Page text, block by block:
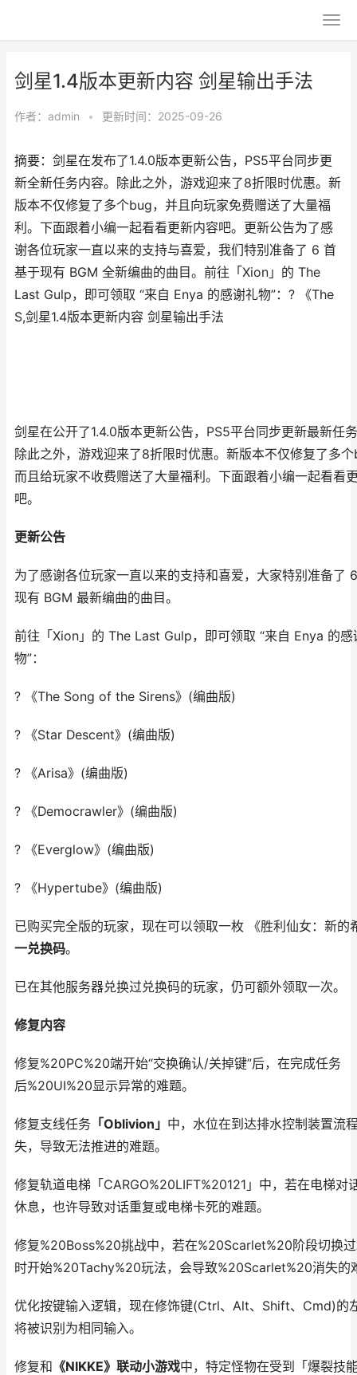
剑星1.4版本更新内容 剑星输出手法
作者： admin • 更新时间：2025-09-26
摘要：剑星在发布了1.4.0版本更新公告，PS5平台同步更
新全新任务内容。除此之外，游戏迎来了8折限时优惠。新
版本不仅修复了多个bug，并且向玩家免费赠送了大量福
利。下面跟着小编一起看看更新内容吧。更新公告为了感
谢各位玩家一直以来的支持与喜爱，我们特别准备了 6 首
基于现有 BGM 全新编曲的曲目。前往「Xion」的 The
Last Gulp，即可领取 “来自 Enya 的感谢礼物”：? 《The
S,剑星1.4版本更新内容 剑星输出手法
剑星在公开了1.4.0版本更新公告，PS5平台同步更新最新任
除此之外，游戏迎来了8折限时优惠。新版本不仅修复了多
而且给玩家不收费赠送了大量福利。下面跟着小编一起看看
吧。
更新公告
为了感谢各位玩家一直以来的支持和喜爱，大家特别准备了
现有 BGM 最新编曲的曲目。
前往「Xion」的 The Last Gulp，即可领取 “来自 Enya 的感
物”：
? 《The Song of the Sirens》(编曲版)
? 《Star Descent》(编曲版)
? 《Arisa》(编曲版)
? 《Democrawler》(编曲版)
? 《Everglow》(编曲版)
? 《Hypertube》(编曲版)
已购买完全版的玩家，现在可以领取一枚 《胜利仙女：新的
一兑换码。
已在其他服务器兑换过兑换码的玩家，仍可额外领取一次。
修复内容
修复%20PC%20端开始“交换确认/关掉键”后，在完成任务
后%20UI%20显示异常的难题。
修复支线任务 「Oblivion」 中，水位在到达排水控制装置流
失，导致无法推进的难题。
修复轨道电梯「CARGO%20LIFT%20121」中，若在电梯对
休息，也许导致对话重复或电梯卡死的难题。
修复%20Boss%20挑战中，若在%20Scarlet%20阶段切换
时开始%20Tachy%20玩法，会导致%20Scarlet%20消失的
优化按键输入逻辑，现在修饰键(Ctrl、Alt、Shift、Cmd)的
将被识别为相同输入。
修复和 《NIKKE》联动小游戏中，特定怪物在受到「爆裂技